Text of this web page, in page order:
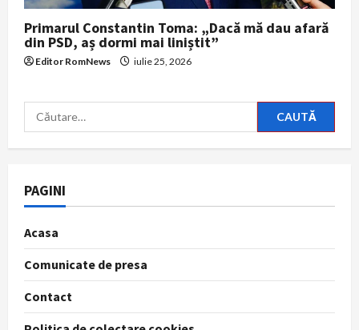
Primarul Constantin Toma: „Dacă mă dau afară
din PSD, aș dormi mai liniștit”
Editor RomNews iulie 25, 2026
Caută
după:
PAGINI
Acasa
Comunicate de presa
Contact